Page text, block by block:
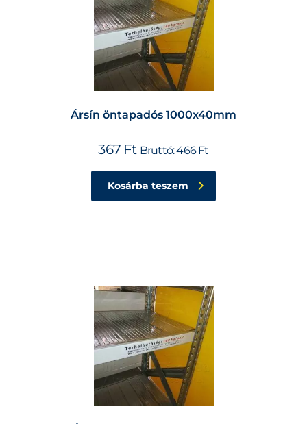
Ársín öntapadós 1000x40mm
367 Ft Bruttó:466Ft
Kosárba teszem